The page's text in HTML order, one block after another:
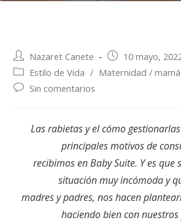
Nazaret Canete
10 mayo,
Estilo de Vida / Maternidad / mamá
Sin comentarios
Las rabietas y el cómo
principales motivos de
recibimos en Baby Suite. Y es que
situación muy incómoda y
madres y padres, nos hacen
haciendo bien con nuestros